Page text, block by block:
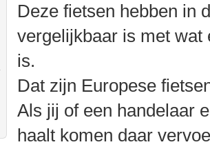
Deze fietsen hebben in
vergelijkbaar is met wat
is.
Dat zijn Europese
Als jij of een handelaar
haalt komen daar